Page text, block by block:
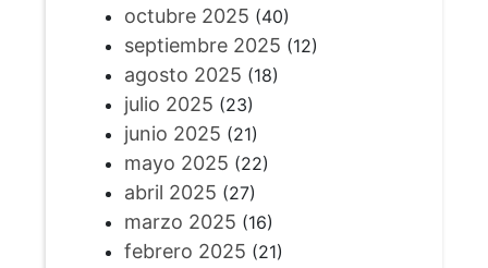
octubre 2025 (40)
septiembre 2025 (12)
agosto 2025 (18)
julio 2025 (23)
junio 2025 (21)
mayo 2025 (22)
abril 2025 (27)
marzo 2025 (16)
febrero 2025 (21)